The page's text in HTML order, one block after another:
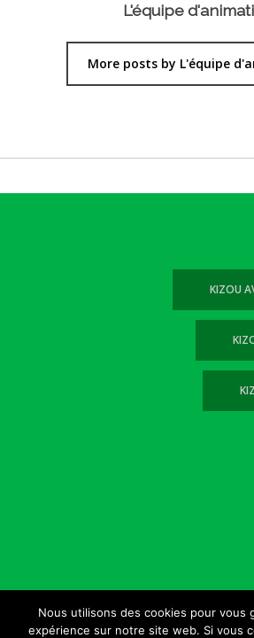
L'équipe
More posts by L'équipe
KIZOU
© 2026 Kizou Vichy. --- Tous droits
Nous utilisons des cookies pour vous
expérience sur notre site web. Si vous